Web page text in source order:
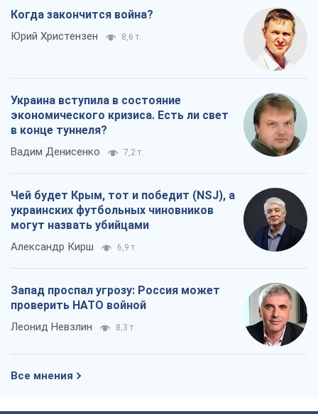
Когда закончится война?
Юрий Христензен 8,6 т.
Украина вступила в состояние
экономического кризиса. Есть ли свет
в конце туннеля?
Вадим Денисенко 7,2 т.
Чей будет Крым, тот и победит (NSJ), а
украинских футбольных чиновников
могут назвать убийцами
Александр Кирш 6,9 т.
Запад проспал угрозу: Россия может
проверить НАТО войной
Леонид Невзлин 8,3 т.
Все мнения